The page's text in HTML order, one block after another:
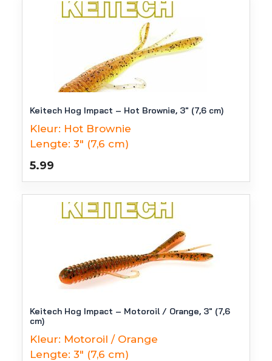
Keitech Hog Impact – Hot Brownie, 3″ (7,6 cm)
Kleur: Hot Brownie
Lengte: 3" (7,6 cm)
5.99
Keitech Hog Impact – Motoroil / Orange, 3″ (7,6
cm)
Kleur: Motoroil / Orange
Lengte: 3" (7,6 cm)